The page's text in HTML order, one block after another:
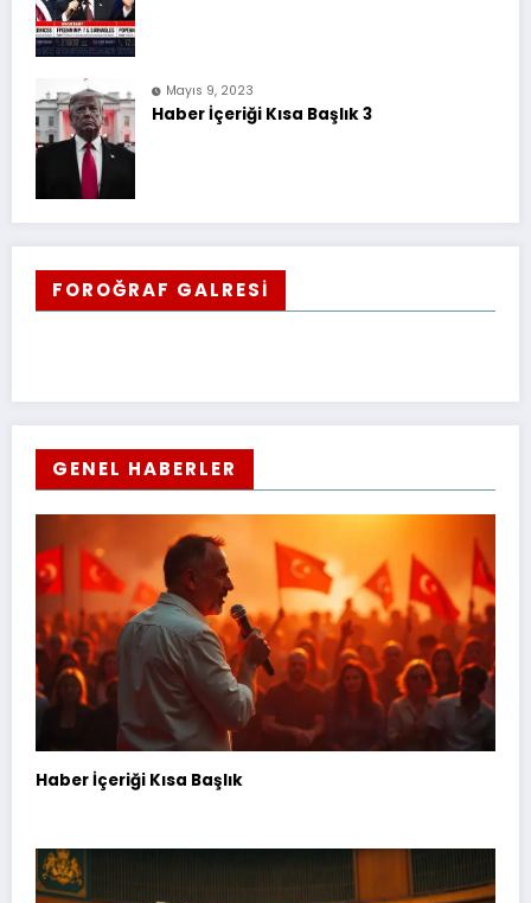
Mayıs 9, 2023
Haber İçeriği Kısa Başlık 3
FOROĞRAF GALRESİ
GENEL HABERLER
Haber İçeriği Kısa Başlık